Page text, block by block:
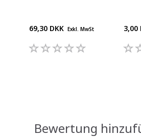
69,30 DKK Exkl. MwSt 3,00
Bewertung